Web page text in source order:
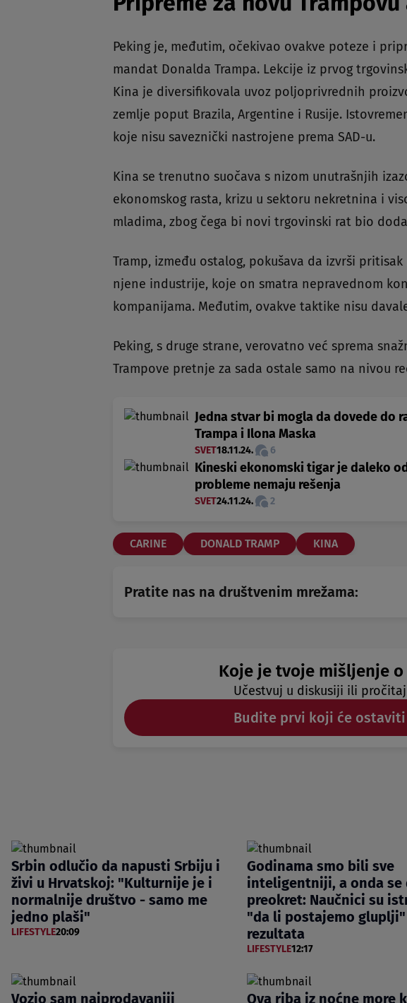
Peking je, međutim, očekivao ovakve poteze i
mandat Donalda Trampa. Lekcije iz prvog
Kina je diversifikovala uvoz poljoprivrednih
zemlje poput Brazila, Argentine i Rusije.
koje nisu saveznički nastrojene prema SAD-u.
Kina se trenutno suočava s nizom unutrašnjih
ekonomskog rasta, krizu u sektoru nekretnina i
mladima, zbog čega bi novi trgovinski rat bio
Tramp, između ostalog, pokušava da izvrši
njene industrije, koje on smatra nepravednom
kompanijama. Međutim, ovakve taktike nisu
Peking, s druge strane, verovatno već sprema
Trampove pretnje za sada ostale samo na nivou
Jedna stvar bi mogla da dovede do
Trampa i Ilona Maska
SVET18.11.24. 6
Kineski ekonomski tigar je daleko
probleme nemaju rešenja
SVET24.11.24. 2
CARINE DONALD TRAMP KINA
Pratite nas na društvenim mrežama:
Koje je tvoje mišljenje
Učestvuj u diskusiji ili
Budite prvi koji će
Srbin odlučio da napusti Srbiju i
živi u Hrvatskoj: "Kulturnije je i
normalnije društvo - samo me
jedno plaši"
LIFESTYLE20:09
Godinama smo bili sve
inteligentniji, a onda se
preokret: Naučnici su
"da li postajemo gluplji"
rezultata
LIFESTYLE12:17
Vozio sam najprodavaniji Ova riba iz noćne more